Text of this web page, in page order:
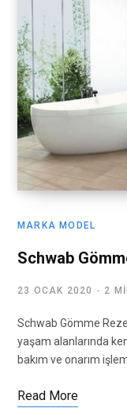
MARKA MODEL
Schwab
23 OCAK 2020 2
Schwab Gömme
yaşam alanlarında
bakım ve onarım
Read More